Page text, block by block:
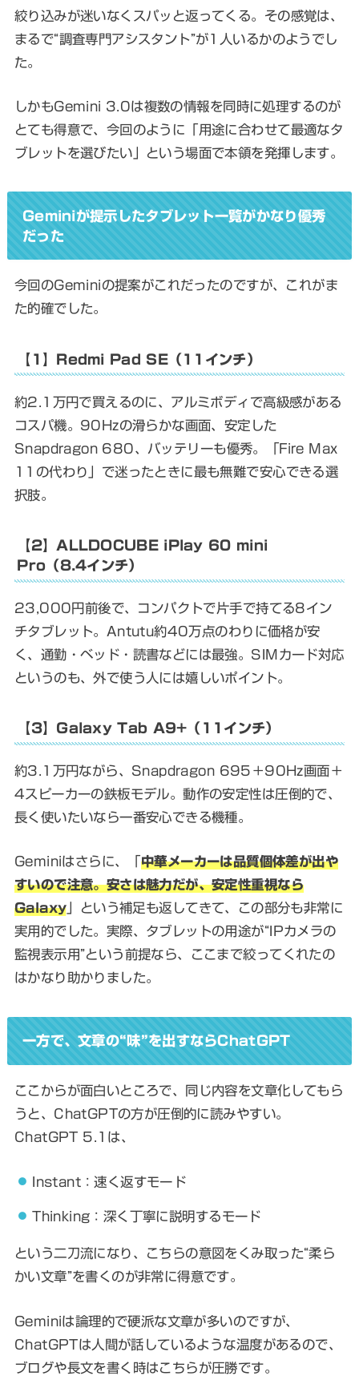
絞り込みが迷いなくスパッと返ってくる。その感覚は、
まるで“調査専門アシスタント”が1人いるかのようでし
た。
しかもGemini 3.0は複数の情報を同時に処理するのが
とても得意で、今回のように「用途に合わせて最適なタ
ブレットを選びたい」という場面で本領を発揮します。
Geminiが提示したタブレット一覧がかなり優秀
だった
今回のGeminiの提案がこれだったのですが、これがま
た的確でした。
【1】Redmi Pad SE（11インチ）
約2.1万円で買えるのに、アルミボディで高級感がある
コスパ機。90Hzの滑らかな画面、安定した
Snapdragon 680、バッテリーも優秀。「Fire Max
11の代わり」で迷ったときに最も無難で安心できる選
択肢。
【2】ALLDOCUBE iPlay 60 mini
Pro（8.4インチ）
23,000円前後で、コンパクトで片手で持てる8イン
チタブレット。Antutu約40万点のわりに価格が安
く、通勤・ベッド・読書などには最強。SIMカード対応
というのも、外で使う人には嬉しいポイント。
【3】Galaxy Tab A9+（11インチ）
約3.1万円ながら、Snapdragon 695＋90Hz画面＋
4スピーカーの鉄板モデル。動作の安定性は圧倒的で、
長く使いたいなら一番安心できる機種。
Geminiはさらに、「 中華メーカーは品質個体差が出や
すいので注意。安さは魅力だが、安定性重視なら
Galaxy 」という補足も返してきて、この部分も非常に
実用的でした。実際、タブレットの用途が“IPカメラの
監視表示用”という前提なら、ここまで絞ってくれたの
はかなり助かりました。
一方で、文章の“味”を出すならChatGPT
ここからが面白いところで、同じ内容を文章化してもら
うと、ChatGPTの方が圧倒的に読みやすい。
ChatGPT 5.1は、
Instant：速く返すモード
Thinking：深く丁寧に説明するモード
という二刀流になり、こちらの意図をくみ取った“柔ら
かい文章”を書くのが非常に得意です。
Geminiは論理的で硬派な文章が多いのですが、
ChatGPTは人間が話しているような温度があるので、
ブログや長文を書く時はこちらが圧勝です。